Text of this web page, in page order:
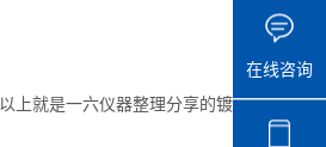
上就是一六仪器整理分享的镀
在线咨询